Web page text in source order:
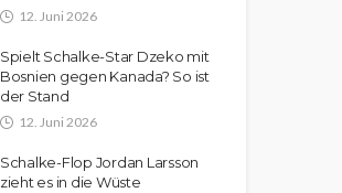
12. Juni 2026
Spielt Schalke-Star Dzeko mit
Bosnien gegen Kanada? So ist
der Stand
12. Juni 2026
Schalke-Flop Jordan Larsson
zieht es in die Wüste